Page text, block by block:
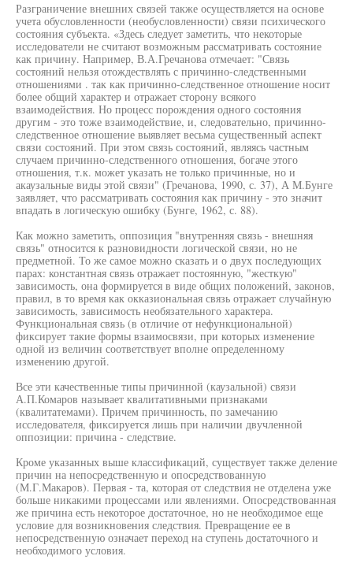
Разграничение внешних связей также осуществляется на основе
учета обусловленности (необусловленности) связи психического
состояния субъекта. «Здесь следует заметить, что некоторые
исследователи не считают возможным рассматривать состояние
как причину. Например, В.А.Гречанова отмечает: "Связь
состояний нельзя отождествлять с причинно-следственными
отношениями . так как причинно-следственное отношение носит
более общий характер и отражает сторону всякого
взаимодействия. Но процесс порождения одного состояния
другим - это тоже взаимодействие, и, следовательно, причинно-
следственное отношение выявляет весьма существенный аспект
связи состояний. При этом связь состояний, являясь частным
случаем причинно-следственного отношения, богаче этого
отношения, т.к. может указать не только причинные, но и
акаузальные виды этой связи" (Гречанова, 1990, с. 37), А М.Бунге
заявляет, что рассматривать состояния как причину - это значит
впадать в логическую ошибку (Бунге, 1962, с. 88).
Как можно заметить, оппозиция "внутренняя связь - внешняя
связь" относится к разновидности логической связи, но не
предметной. То же самое можно сказать и о двух последующих
парах: константная связь отражает постоянную, "жесткую"
зависимость, она формируется в виде общих положений, законов,
правил, в то время как окказиональная связь отражает случайную
зависимость, зависимость необязательного характера.
Функциональная связь (в отличие от нефункциональной)
фиксирует такие формы взаимосвязи, при которых изменение
одной из величин соответствует вполне определенному
изменению другой.
Все эти качественные типы причинной (каузальной) связи
А.П.Комаров называет квалитативными признаками
(квалитатемами). Причем причинность, по замечанию
исследователя, фиксируется лишь при наличии двучленной
оппозиции: причина - следствие.
Кроме указанных выше классификаций, существует также деление
причин на непосредственную и опосредствованную
(М.Г.Макаров). Первая - та, которая от следствия не отделена уже
больше никакими процессами или явлениями. Опосредствованная
же причина есть некоторое достаточное, но не необходимое еще
условие для возникновения следствия. Превращение ее в
непосредственную означает переход на ступень достаточного и
необходимого условия.